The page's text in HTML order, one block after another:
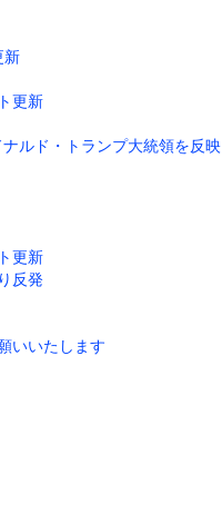
新
更新
ルド・トランプ大統領を反映
更新
反発
いいたします